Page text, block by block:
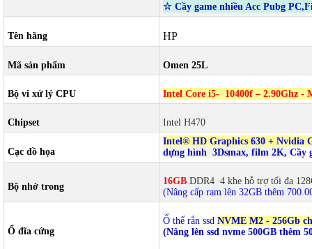
☆ Cầy game nhiều Acc Pubg
Tên hãng HP
Mã sản phẩm Omen 25L
Bộ vi xử lý CPU Intel Core i5- 10400f – 2.90Ghz -
Chipset Intel H470
Cạc đồ họa
Intel® HD Graphics 630 + Nvidia
dựng hình 3Dsmax, film 2K, Cầy
Bộ nhớ trong
16GB DDR4 4 khe hỗ trợ tối đa
(Nâng cấp ram lên 32GB thêm
Ổ đĩa cứng
Ổ thể rắn ssd NVME M2 - 256Gb
(Nâng lên ssd nvme 500GB thêm